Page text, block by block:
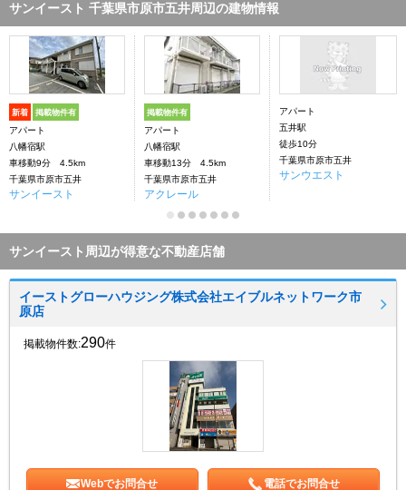
サンイースト 千葉県市原市五井周辺の建物情報
新着 掲載物件有
アパート
八幡宿駅
車移動9分 4.5km
千葉県市原市五井
サンイースト
掲載物件有
アパート
八幡宿駅
車移動13分 4.5km
千葉県市原市五井
アクレール
アパート
五井駅
徒歩10分
千葉県市原市五井
サンウエスト
サンイースト周辺が得意な不動産店舗
イーストグローハウジング株式会社エイブルネットワーク市
原店
掲載物件数:290件
Webでお問合せ 電話でお問合せ